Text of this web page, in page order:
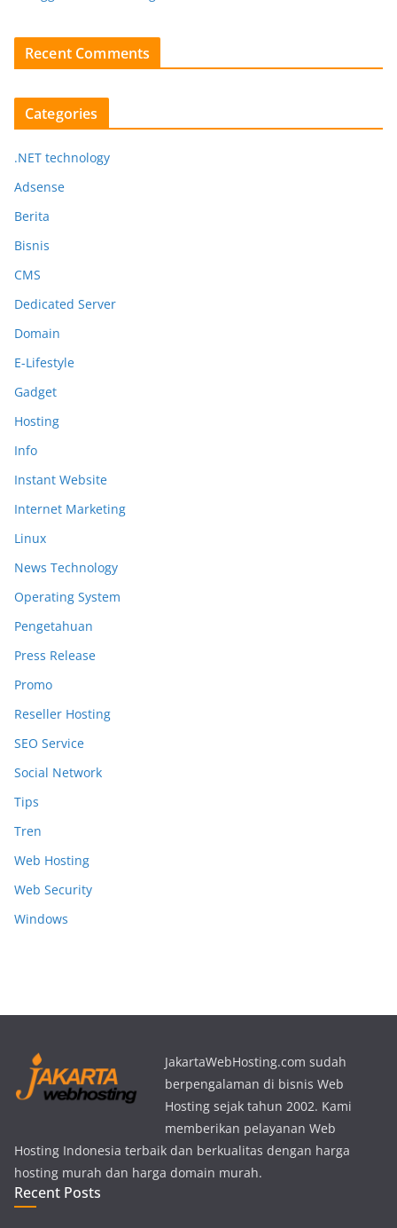
Recent Comments
Categories
.NET technology
Adsense
Berita
Bisnis
CMS
Dedicated Server
Domain
E-Lifestyle
Gadget
Hosting
Info
Instant Website
Internet Marketing
Linux
News Technology
Operating System
Pengetahuan
Press Release
Promo
Reseller Hosting
SEO Service
Social Network
Tips
Tren
Web Hosting
Web Security
Windows
JakartaWebHosting.com sudah
berpengalaman di bisnis Web
Hosting sejak tahun 2002. Kami
memberikan pelayanan Web
Hosting Indonesia terbaik dan berkualitas dengan harga
hosting murah dan harga domain murah.
Recent Posts